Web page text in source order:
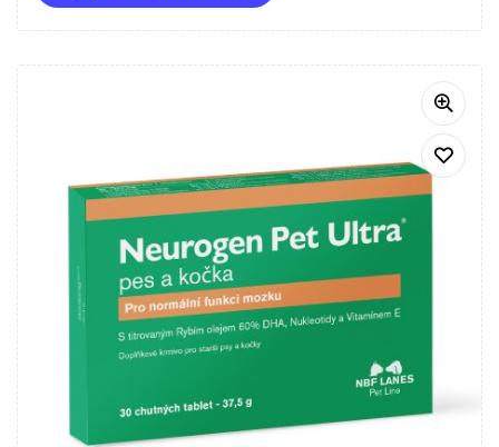
nervového vzruchu. Vitamín E a resveratrol jsou silné
přírodní antioxidanty. Přípravek je vhodný jak